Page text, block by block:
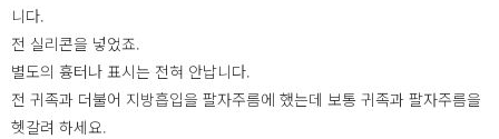
니다.
전 실리콘을 넣었죠.
별도의 흉터나 표시는 전혀 안납니다.
전 귀족과 더불어 지방흡입을 팔자주름에 했는데 보통 귀족과 팔자주름을
헷갈려 하세요.